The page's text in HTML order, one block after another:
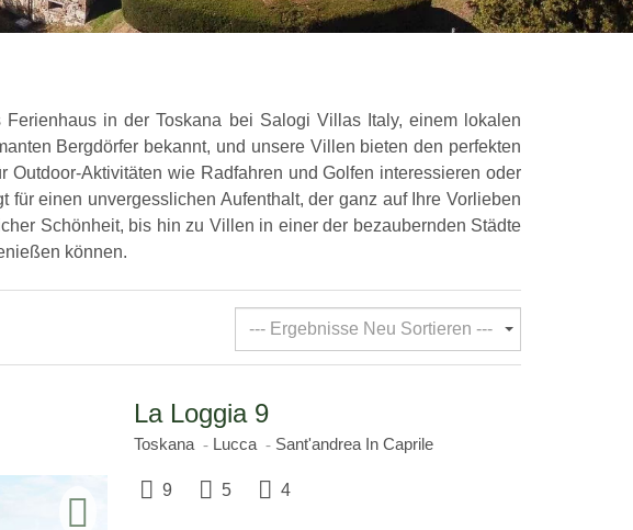
in der Toskana bei Salogi Villas Italy, einem lokalen
Bergdörfer bekannt, und unsere Villen bieten den perfekten
Aktivitäten wie Radfahren und Golfen interessieren oder
einen unvergesslichen Aufenthalt, der ganz auf Ihre Vorlieben
Schönheit, bis hin zu Villen in einer der bezaubernden Städte
können.
--- Ergebnisse Neu Sortieren ---
La Loggia 9
Toskana Lucca Sant'andrea In Caprile
9 5 4